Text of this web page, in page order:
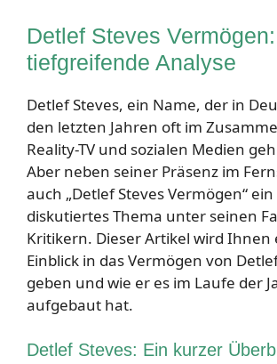
Detlef Steves
tiefgreifende Analyse
Detlef Steves, ein Name, der in
den letzten Jahren oft im
Reality-TV und sozialen Medien
Aber neben seiner Präsenz im
auch „Detlef Steves Vermögen“
diskutiertes Thema unter seinen
Kritikern. Dieser Artikel wird Ihnen
Einblick in das Vermögen von
geben und wie er es im Laufe der
aufgebaut hat.
Detlef Steves: Ein kurzer